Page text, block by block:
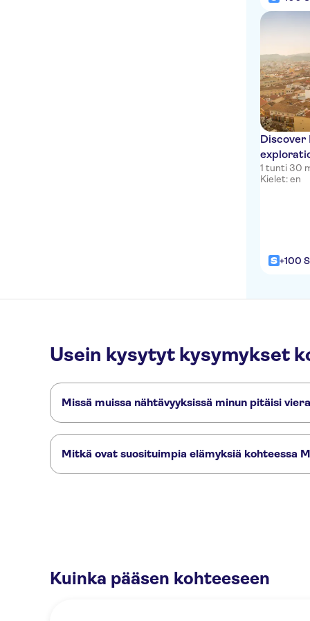
Discover
1 tunti 30
Kielet: en
+100
Usein kysytyt kysymykset
Missä muissa nähtävyyksissä minun pitäisi
Caminito del Rey Retket Malagasta Port of Malaga
Mitkä ovat suosituimpia elämyksiä kohteessa
Kuinka pääsen kohteeseen